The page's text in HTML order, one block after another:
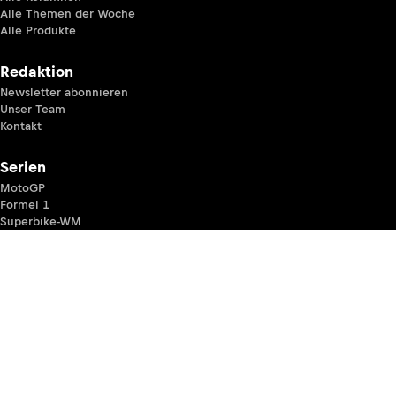
Alle Themen der Woche
Alle Produkte
Redaktion
Newsletter abonnieren
Unser Team
Kontakt
Serien
MotoGP
Formel 1
Superbike-WM